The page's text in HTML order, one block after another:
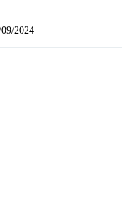
2024